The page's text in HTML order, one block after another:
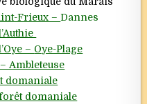
Frieux –Dannes
– Oye-Plage
Ambleteuse
domaniale
domaniale